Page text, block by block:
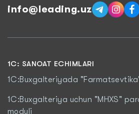
info@leading.uz
1C: SANOAT ECHIMLARI
1C:Buxgalteriyada
1C:Buxgalteriya uchun "MHXS"
moduli